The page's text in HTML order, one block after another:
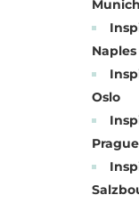
Munich
Naples
Oslo
Prague